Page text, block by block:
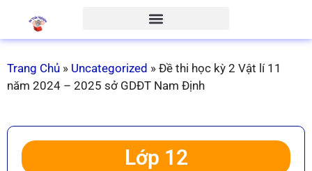
Trang Chủ » Uncategorized » Đề thi học kỳ 2 Vật lí 11
năm 2024 – 2025 sở GDĐT Nam Định
Lớp 12